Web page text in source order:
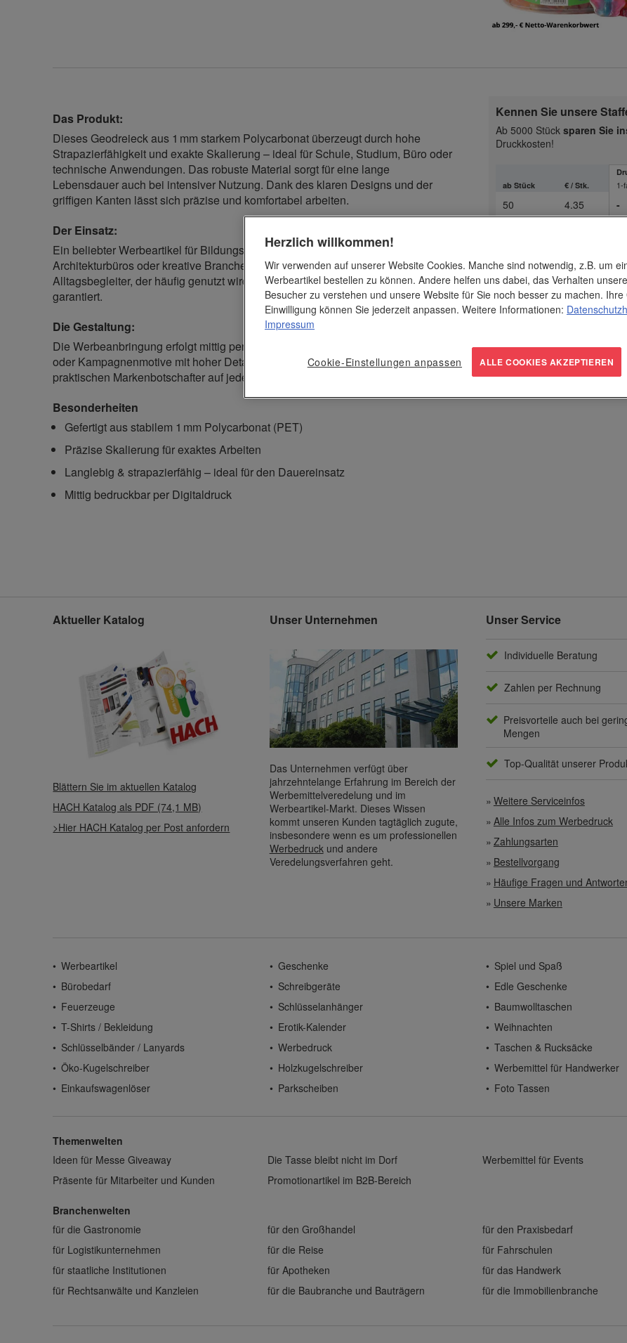
Das Produkt:
Dieses Geodreieck aus 1 mm starkem Polycarbonat überzeugt durch hohe
Strapazierfähigkeit und exakte Skalierung – ideal für Schule, Studium, Büro oder
technische Anwendungen. Das robuste Material sorgt für eine lange
Lebensdauer auch bei intensiver Nutzung. Dank des klaren Designs und der
griffigen Kanten lässt sich präzise und komfortabel arbeiten.
Der Einsatz:
Ein beliebter Werbeartikel für Bildungseinrichtungen, Ingenieurbüros,
Architekturbüros oder kreative Branchen. Das Geodreieck ist ein funktionaler
Alltagsbegleiter, der häufig genutzt wird – und damit ideale Markenpräsenz
garantiert.
Die Gestaltung:
Die Werbeanbringung erfolgt mittig per Digitaldruck – ideal für Logos, Slogans
oder Kampagnenmotive mit hoher Detailtreue. So wird das Geodreieck zum
praktischen Markenbotschafter auf jedem Schreibtisch.
Besonderheiten
Gefertigt aus stabilem 1 mm Polycarbonat (PET)
Präzise Skalierung für exaktes Arbeiten
Langlebig & strapazierfähig – ideal für den Dauereinsatz
Mittig bedruckbar per Digitaldruck
Kennen Sie unsere
Ab 5000 Stück sparen Sie
Druckkosten!
ab Stück
€ / Stk. 1-
50 4.35 -
500
1.75 -
1000
1.55 -
5000
1.25
Aktueller Katalog
Blättern Sie im aktuellen Katalog
HACH Katalog als PDF (74,1 MB)
>Hier HACH Katalog per Post anfordern
Unser Unternehmen
Das Unternehmen verfügt über
jahrzehntelange Erfahrung im Bereich der
Werbemittelveredelung und im
Werbeartikel-Markt. Dieses Wissen
kommt unseren Kunden tagtäglich zugute,
insbesondere wenn es um professionellen
Werbedruck und andere
Veredelungsverfahren geht.
Unser Service
Individuelle Beratung
Zahlen per Rechnung
Preisvorteile auch bei
Mengen
Top-Qualität unserer
Weitere Serviceinfos
Alle Infos zum Werbedruck
Zahlungsarten
Bestellvorgang
Häufige Fragen und
Unsere Marken
Werbeartikel Geschenke Spiel und Spaß
Bürobedarf
Schreibgeräte Edle Geschenke
Feuerzeuge
Schlüsselanhänger Baumwolltaschen
T-Shirts / Bekleidung
Erotik-Kalender Weihnachten
Schlüsselbänder / Lanyards
Werbedruck Taschen & Rucksäcke
Öko-Kugelschreiber
Holzkugelschreiber Werbemittel für Handwerker
Einkaufswagenlöser
Parkscheiben Foto Tassen
Themenwelten
Ideen für Messe Giveaway
Die Tasse bleibt nicht im Dorf Werbemittel für Events
Präsente für Mitarbeiter und Kunden
Promotionartikel im B2B-Bereich
Branchenwelten
für die Gastronomie
für den Großhandel für den Praxisbedarf
für Logistikunternehmen
für die Reise für Fahrschulen
für staatliche Institutionen
für Apotheken für das Handwerk
für Rechtsanwälte und Kanzleien
für die Baubranche und Bauträgern für die Immobilienbranche
Herzlich willkommen!
Wir verwenden auf unserer Website Cookies. Manche sind notwendig, z.B. um
Werbeartikel bestellen zu können. Andere helfen uns dabei, das Verhalten
Besucher zu verstehen und unsere Website für Sie noch besser zu machen. Ihre
Einwilligung können Sie jederzeit anpassen. Weitere Informationen:
Impressum
Cookie-Einstellungen anpassen ALLE COOKIES AKZEPTIEREN